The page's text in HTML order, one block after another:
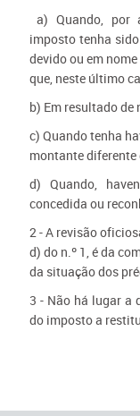
a) Quando, por
imposto tenha
devido ou em
que, neste último
b) Em resultado de
c) Quando tenha
montante
d) Quando,
concedida ou
2 - A revisão
d) do n.º 1, é da
da situação dos
3 - Não há lugar a
do imposto a